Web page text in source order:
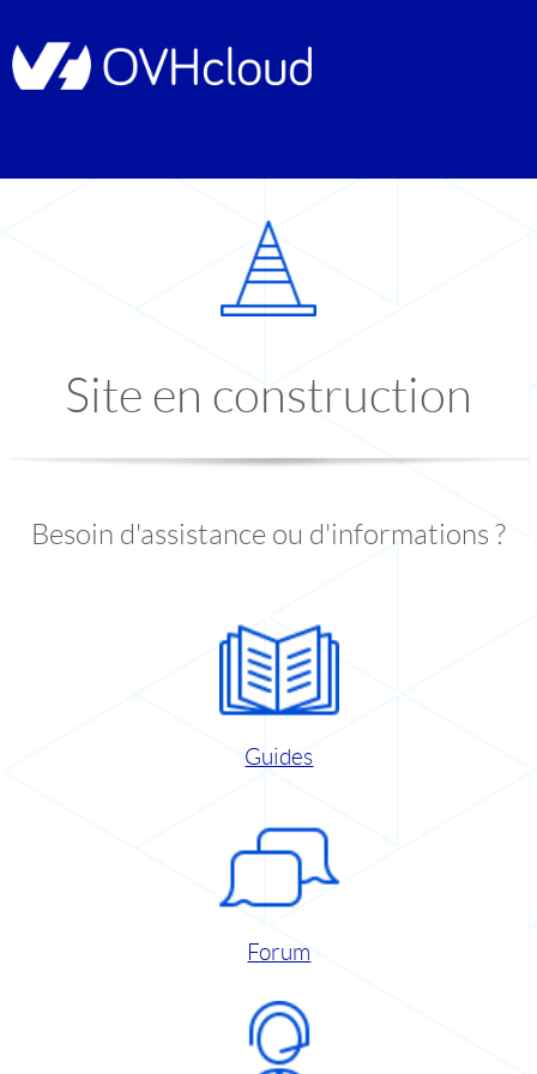
Site en construction
Besoin d'assistance ou d'informations ?
Guides
Forum